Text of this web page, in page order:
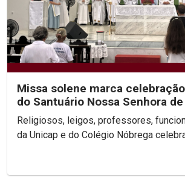
Missa solene marca
do Santuário Nossa Senhora
Religiosos, leigos, professores,
da Unicap e do Colégio Nóbrega